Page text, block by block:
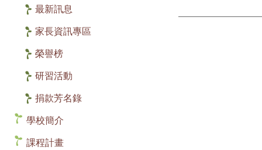
最新訊息
家長資訊專區
榮譽榜
研習活動
捐款芳名錄
學校簡介
課程計畫